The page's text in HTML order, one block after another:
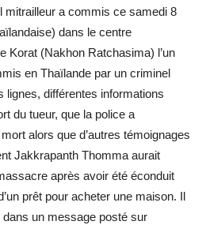
mitrailleur a commis ce samedi 8
dans le centre
Korat (Nakhon Ratchasima) l’un
en Thaïlande par un criminel
lignes, différentes informations
du tueur, que la police a
alors que d’autres témoignages
Jakkrapanth Thomma aurait
après avoir été éconduit
prêt pour acheter une maison. Il
un message posté sur